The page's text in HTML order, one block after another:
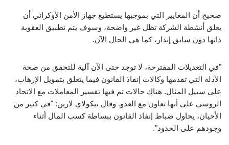
صحيح أن المعايير التي بموجبها يستطيع جهاز الأمن الأوكراني أن
يعلق أنشطة الشركة تظل غير واضحة، وسوف يتم تطبيق العقوبة
ذاتها دون سابق إنذار، كما هي الحال الآن.
"في التعديلات المقترحة، لا توجد حتى الآن آلية للتحقق من صحة
الأدلة التي تقدمها وكالات إنفاذ القانون فيما يتعلق بتمويل الإرهاب،
على سبيل المثال. هناك حالات تم فيها تفسير المعاملات مع الاتحاد
الروسي على أنها تعاون مع العدو. وقال نيكولاي لارين: "في كثير من
الأحيان، يحاول ضباط إنفاذ القانون ببساطة كسب المال أثناء
وجودهم على الحدود".